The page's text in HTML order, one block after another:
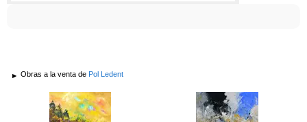
Obras a la venta de Pol Ledent